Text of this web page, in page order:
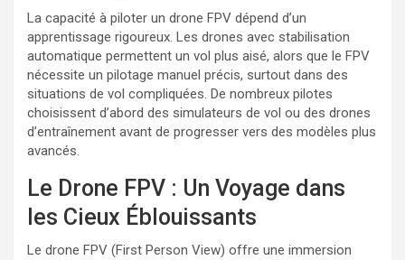
La capacité à piloter un drone FPV dépend d’un
apprentissage rigoureux. Les drones avec stabilisation
automatique permettent un vol plus aisé, alors que le FPV
nécessite un pilotage manuel précis, surtout dans des
situations de vol compliquées. De nombreux pilotes
choisissent d’abord des simulateurs de vol ou des drones
d’entraînement avant de progresser vers des modèles plus
avancés.
Le Drone FPV : Un Voyage dans
les Cieux Éblouissants
Le drone FPV (First Person View) offre une immersion